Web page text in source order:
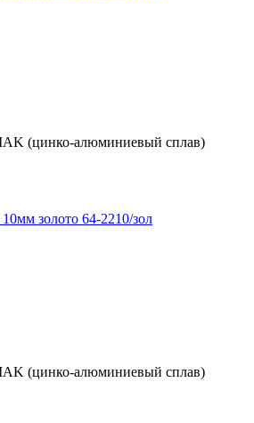
(цинко-алюминиевый сплав)
золото 64-2210/зол
(цинко-алюминиевый сплав)